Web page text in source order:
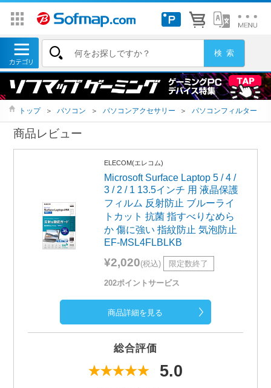
トップ ＞ パソコン ＞ パソコンアクセサリー ＞ パソコンフィルター
商品レビュー
ELECOM(エレコム)
Microsoft Surface Laptop 5 / 4 /
3 / 2 / 1 13.5インチ 用 液晶保護
フィルム 反射防止 ブルーライ
トカット 抗菌 指すべりなめら
か 傷に強い 指紋防止 気泡防止
EF-MSL4FLBLKB
¥2,020(税込) 限定数終了
202ポイントサービス
商品詳細を見る
総合評価
5.0